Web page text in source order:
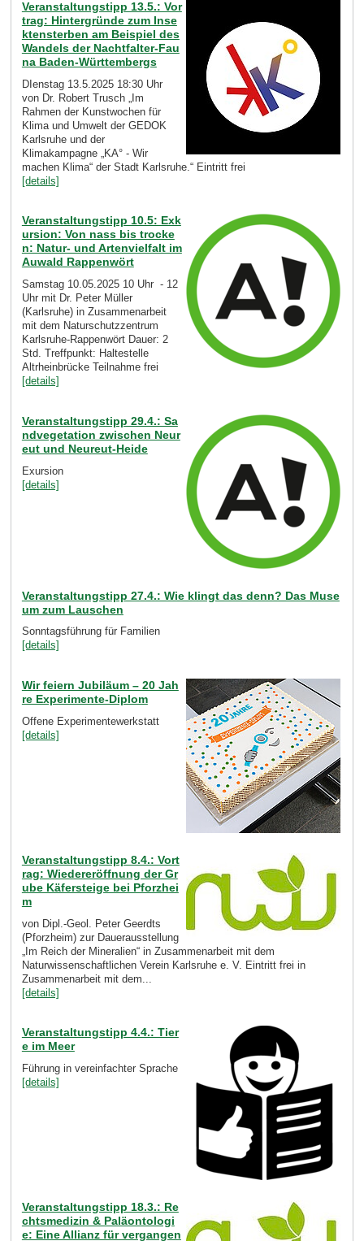
Veranstaltungstipp 13.5.: Vor
trag: Hintergründe zum Inse
ktensterben am Beispiel des
Wandels der Nachtfalter-Fau
na Baden-Württembergs
DIenstag 13.5.2025 18:30 Uhr
von Dr. Robert Trusch „Im
Rahmen der Kunstwochen für
Klima und Umwelt der GEDOK
Karlsruhe und der
Klimakampagne „KA° - Wir
machen Klima“ der Stadt Karlsruhe.“ Eintritt frei
[details]
Veranstaltungstipp 10.5: Exk
ursion: Von nass bis trocke
n: Natur- und Artenvielfalt im
Auwald Rappenwört
Samstag 10.05.2025 10 Uhr - 12
Uhr mit Dr. Peter Müller
(Karlsruhe) in Zusammenarbeit
mit dem Naturschutzzentrum
Karlsruhe-Rappenwört Dauer: 2
Std. Treffpunkt: Haltestelle
Altrheinbrücke Teilnahme frei
[details]
Veranstaltungstipp 29.4.: Sa
ndvegetation zwischen Neur
eut und Neureut-Heide
Exursion
[details]
Veranstaltungstipp 27.4.: Wie klingt das denn? Das Muse
um zum Lauschen
Sonntagsführung für Familien
[details]
Wir feiern Jubiläum – 20 Jah
re Experimente-Diplom
Offene Experimentewerkstatt
[details]
Veranstaltungstipp 8.4.: Vort
rag: Wiedereröffnung der Gr
ube Käfersteige bei Pforzhei
m
von Dipl.-Geol. Peter Geerdts
(Pforzheim) zur Dauerausstellung
„Im Reich der Mineralien“ in Zusammenarbeit mit dem
Naturwissenschaftlichen Verein Karlsruhe e. V. Eintritt frei in
Zusammenarbeit mit dem...
[details]
Veranstaltungstipp 4.4.: Tier
e im Meer
Führung in vereinfachter Sprache
[details]
Veranstaltungstipp 18.3.: Re
chtsmedizin & Paläontologi
e: Eine Allianz für vergangen